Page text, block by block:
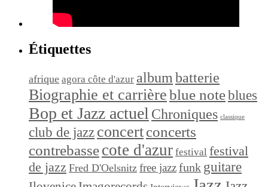
Étiquettes
afrique agora côte d'azur album batterie
Biographie et carrièreblue noteblues
Bop et Jazz actuel Chroniques classique
club de jazz concertconcerts
contrebassecote d'azur festival festival
de jazz Fred D'Oelsnitz free jazzfunk guitare